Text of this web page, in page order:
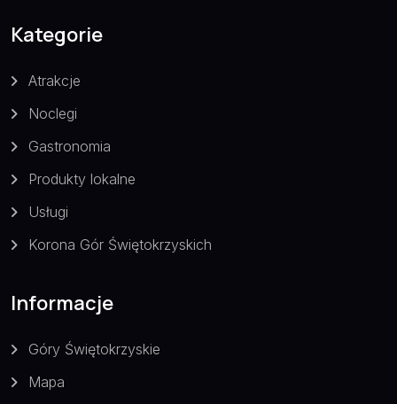
Kategorie
Atrakcje
Noclegi
Gastronomia
Produkty lokalne
Usługi
Korona Gór Świętokrzyskich
Informacje
Góry Świętokrzyskie
Mapa